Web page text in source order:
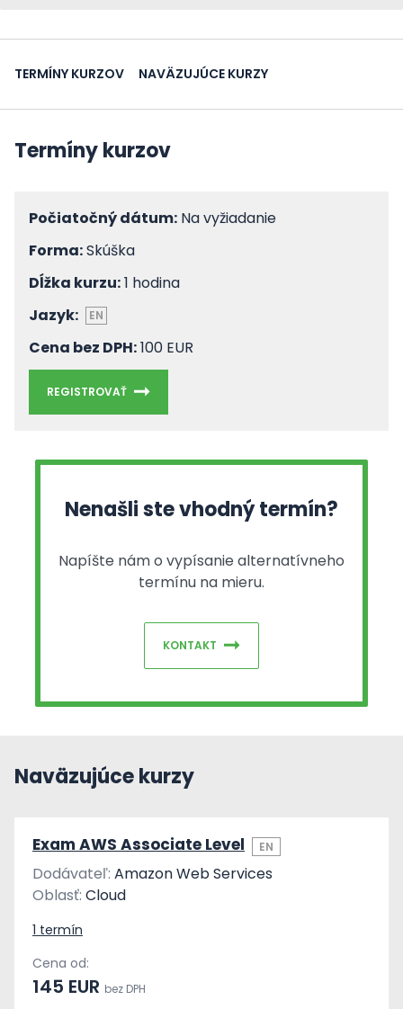
TERMÍNY KURZOV NAVÄZUJÚCE KURZY
Termíny kurzov
Počiatočný dátum: Na vyžiadanie
Forma:Skúška
Dĺžka kurzu:1 hodina
Jazyk:
EN
Cena bez DPH:100 EUR
REGISTROVAŤ
Nenašli ste vhodný termín?
Napíšte nám o vypísanie alternatívneho
termínu na mieru.
KONTAKT
Naväzujúce kurzy
Exam AWS Associate Level EN
Dodávateľ: Amazon Web Services
Oblasť: Cloud
1 termín
Cena od:
145 EUR bez DPH